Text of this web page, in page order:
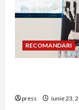
RECOMANDARI
press iunie 23,